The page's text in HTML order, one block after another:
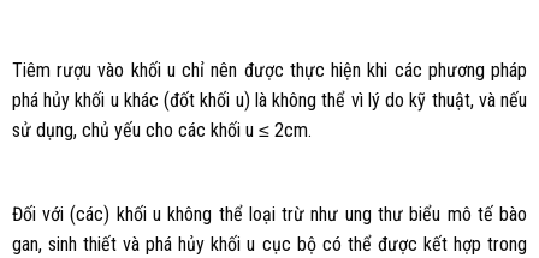
Tiêm rượu vào khối u chỉ nên được thực hiện khi các phương pháp
phá hủy khối u khác (đốt khối u) là không thể vì lý do kỹ thuật, và nếu
sử dụng, chủ yếu cho các khối u ≤ 2cm.
Đối với (các) khối u không thể loại trừ như ung thư biểu mô tế bào
gan, sinh thiết và phá hủy khối u cục bộ có thể được kết hợp trong